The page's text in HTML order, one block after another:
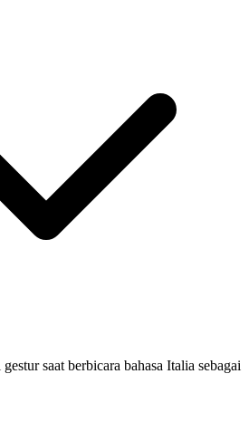
saat berbicara bahasa Italia sebagai